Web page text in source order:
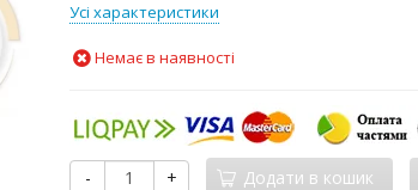
Усі характеристики
Немає в наявності
- + Додати в кошик